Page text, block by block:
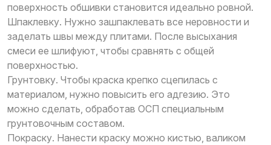
поверхность обшивки становится идеально ровной.
Шпаклевку. Нужно зашпаклевать все неровности и
заделать швы между плитами. После высыхания
смеси ее шлифуют, чтобы сравнять с общей
поверхностью.
Грунтовку. Чтобы краска крепко сцепилась с
материалом, нужно повысить его адгезию. Это
можно сделать, обработав ОСП специальным
грунтовочным составом.
Покраску. Нанести краску можно кистью, валиком